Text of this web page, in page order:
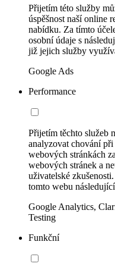
Přijetím této služby
úspěšnost naší online
nabídku. Za tímto
osobní údaje s
již jejich služby
Google Ads
Performance
Přijetím těchto služeb
analyzovat chování
webových stránkách
webových stránek a
uživatelské
tomto webu
Google Analytics,
Testing
Funkční